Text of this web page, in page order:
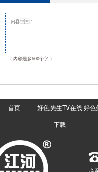
( 内容最多500个字 )
首页
好色先生TV在线
下载
好色